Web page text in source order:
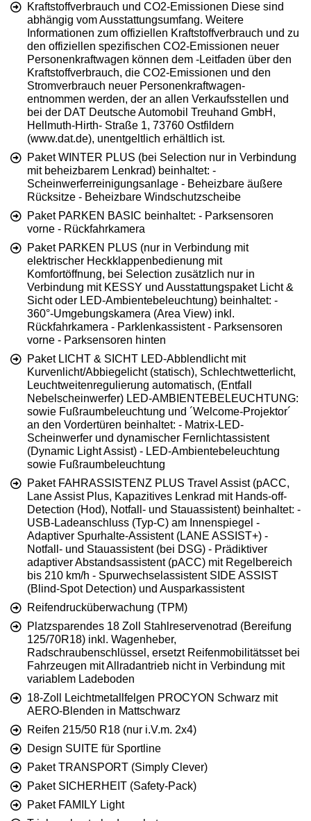
Kraftstoffverbrauch und CO2-Emissionen Diese sind
abhängig vom Ausstattungsumfang. Weitere
Informationen zum offiziellen Kraftstoffverbrauch und zu
den offiziellen spezifischen CO2-Emissionen neuer
Personenkraftwagen können dem -Leitfaden über den
Kraftstoffverbrauch, die CO2-Emissionen und den
Stromverbrauch neuer Personenkraftwagen-
entnommen werden, der an allen Verkaufsstellen und
bei der DAT Deutsche Automobil Treuhand GmbH,
Hellmuth-Hirth- Straße 1, 73760 Ostfildern
(www.dat.de), unentgeltlich erhältlich ist.
Paket WINTER PLUS (bei Selection nur in Verbindung
mit beheizbarem Lenkrad) beinhaltet: -
Scheinwerferreinigungsanlage - Beheizbare äußere
Rücksitze - Beheizbare Windschutzscheibe
Paket PARKEN BASIC beinhaltet: - Parksensoren
vorne - Rückfahrkamera
Paket PARKEN PLUS (nur in Verbindung mit
elektrischer Heckklappenbedienung mit
Komfortöffnung, bei Selection zusätzlich nur in
Verbindung mit KESSY und Ausstattungspaket Licht &
Sicht oder LED-Ambientebeleuchtung) beinhaltet: -
360°-Umgebungskamera (Area View) inkl.
Rückfahrkamera - Parklenkassistent - Parksensoren
vorne - Parksensoren hinten
Paket LICHT & SICHT LED-Abblendlicht mit
Kurvenlicht/Abbiegelicht (statisch), Schlechtwetterlicht,
Leuchtweitenregulierung automatisch, (Entfall
Nebelscheinwerfer) LED-AMBIENTEBELEUCHTUNG:
sowie Fußraumbeleuchtung und ´Welcome-Projektor´
an den Vordertüren beinhaltet: - Matrix-LED-
Scheinwerfer und dynamischer Fernlichtassistent
(Dynamic Light Assist) - LED-Ambientebeleuchtung
sowie Fußraumbeleuchtung
Paket FAHRASSISTENZ PLUS Travel Assist (pACC,
Lane Assist Plus, Kapazitives Lenkrad mit Hands-off-
Detection (Hod), Notfall- und Stauassistent) beinhaltet: -
USB-Ladeanschluss (Typ-C) am Innenspiegel -
Adaptiver Spurhalte-Assistent (LANE ASSIST+) -
Notfall- und Stauassistent (bei DSG) - Prädiktiver
adaptiver Abstandsassistent (pACC) mit Regelbereich
bis 210 km/h - Spurwechselassistent SIDE ASSIST
(Blind-Spot Detection) und Ausparkassistent
Reifendrucküberwachung (TPM)
Platzsparendes 18 Zoll Stahlreservenotrad (Bereifung
125/70R18) inkl. Wagenheber,
Radschraubenschlüssel, ersetzt Reifenmobilitätsset bei
Fahrzeugen mit Allradantrieb nicht in Verbindung mit
variablem Ladeboden
18-Zoll Leichtmetallfelgen PROCYON Schwarz mit
AERO-Blenden in Mattschwarz
Reifen 215/50 R18 (nur i.V.m. 2x4)
Design SUITE für Sportline
Paket TRANSPORT (Simply Clever)
Paket SICHERHEIT (Safety-Pack)
Paket FAMILY Light